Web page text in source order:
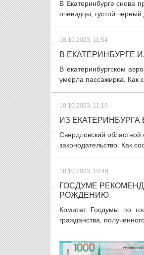
В Екатеринбурге снова
очевидцы, густой
18.10.2023, 11:54
В ЕКАТЕРИНБУРГЕ
В екатеринбургском
умерла пассажирка. Как
18.10.2023, 11:19
ИЗ
Свердловский
законодательство. Как
18.10.2023, 10:46
ГОСДУМЕ
РОЖДЕНИЮ
Комитет Госдумы по
гражданства,